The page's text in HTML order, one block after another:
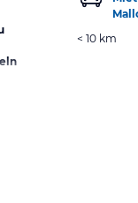
< 10 km